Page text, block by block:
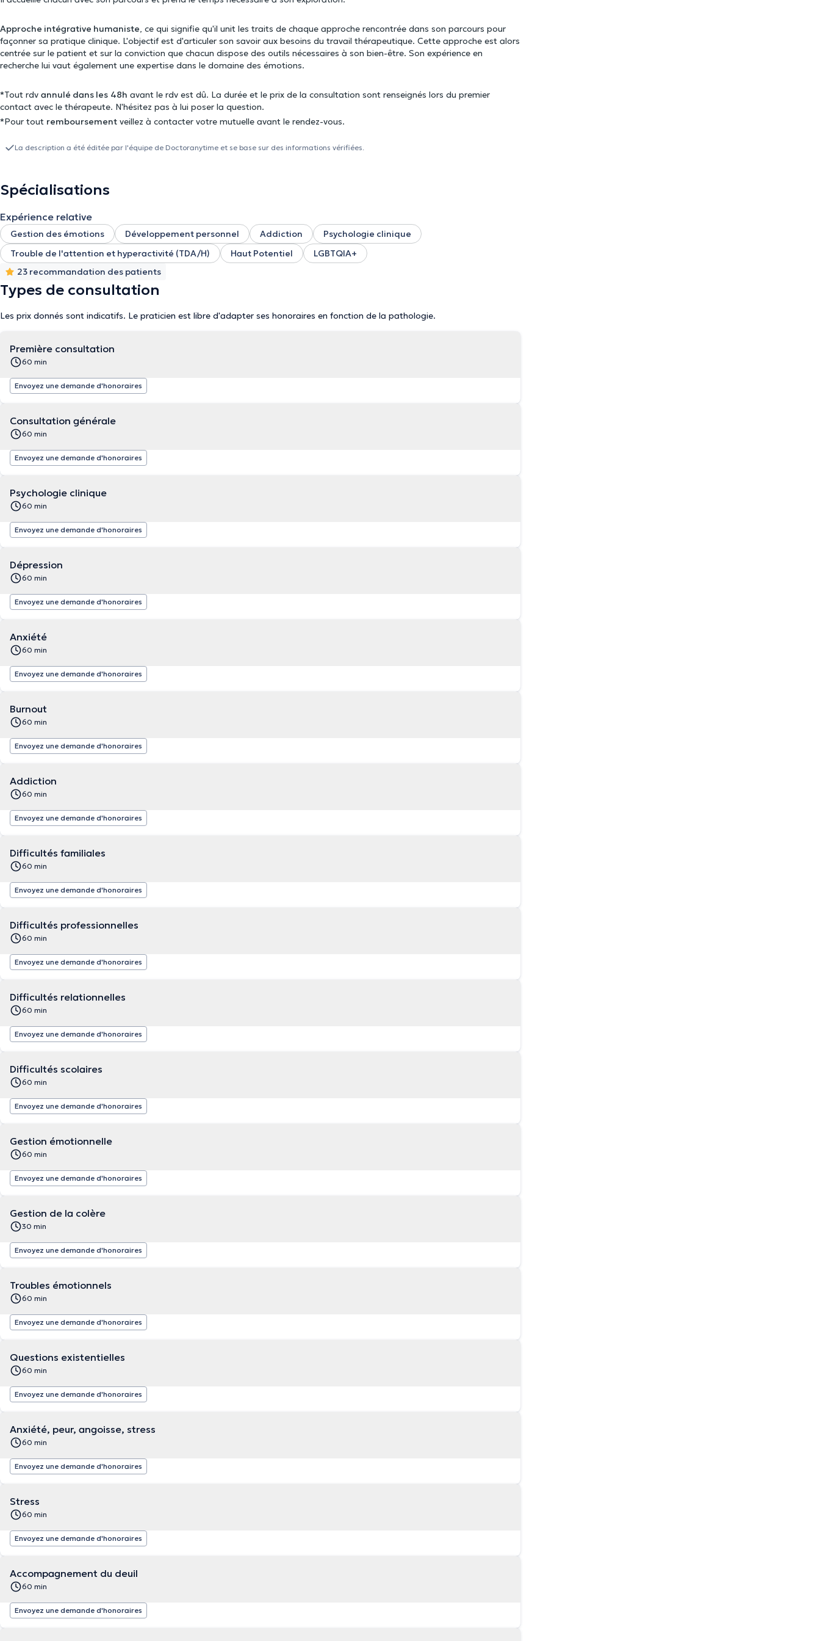
Approche intégrative humaniste, ce qui signifie qu'il unit les traits de chaque approche rencontrée dans son parcours pour
façonner sa pratique clinique. L'objectif est d'articuler son savoir aux besoins du travail thérapeutique. Cette approche est alors
centrée sur le patient et sur la conviction que chacun dispose des outils nécessaires à son bien-être. Son expérience en
recherche lui vaut également une expertise dans le domaine des émotions.
*Tout rdv annulé dans les 48h avant le rdv est dû. La durée et le prix de la consultation sont renseignés lors du premier
contact avec le thérapeute. N'hésitez pas à lui poser la question.
*Pour tout remboursement veillez à contacter votre mutuelle avant le rendez-vous.
La description a été éditée par l'équipe de Doctoranytime et se base sur des informations vérifiées.
Spécialisations
Expérience relative
Gestion des émotions Développement personnel Addiction
Psychologie clinique
Trouble de l'attention et hyperactivité (TDA/H)
Haut Potentiel
LGBTQIA+
23 recommandation des patients
Types de consultation
Les prix donnés sont indicatifs. Le praticien est libre d'adapter ses honoraires en fonction de la pathologie.
Première consultation
60 min
Envoyez une demande d'honoraires
Consultation générale
60 min
Envoyez une demande d'honoraires
Psychologie clinique
60 min
Envoyez une demande d'honoraires
Dépression
60 min
Envoyez une demande d'honoraires
Anxiété
60 min
Envoyez une demande d'honoraires
Burnout
60 min
Envoyez une demande d'honoraires
Addiction
60 min
Envoyez une demande d'honoraires
Difficultés familiales
60 min
Envoyez une demande d'honoraires
Difficultés professionnelles
60 min
Envoyez une demande d'honoraires
Difficultés relationnelles
60 min
Envoyez une demande d'honoraires
Difficultés scolaires
60 min
Envoyez une demande d'honoraires
Gestion émotionnelle
60 min
Envoyez une demande d'honoraires
Gestion de la colère
30 min
Envoyez une demande d'honoraires
Troubles émotionnels
60 min
Envoyez une demande d'honoraires
Questions existentielles
60 min
Envoyez une demande d'honoraires
Anxiété, peur, angoisse, stress
60 min
Envoyez une demande d'honoraires
Stress
60 min
Envoyez une demande d'honoraires
Accompagnement du deuil
60 min
Envoyez une demande d'honoraires